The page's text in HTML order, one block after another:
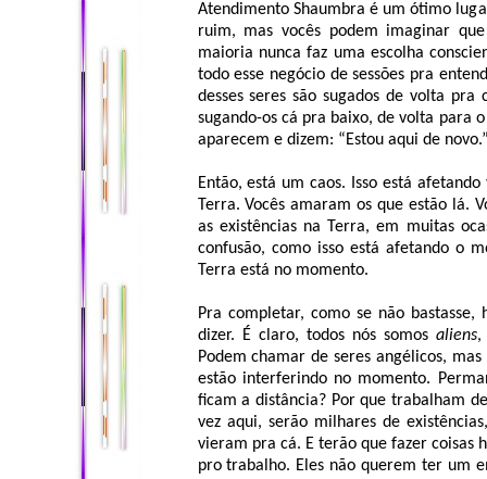
Atendimento Shaumbra é um ótimo
ruim, mas vocês podem imaginar
maioria nunca faz uma escolha
todo esse negócio de sessões pra
desses seres são sugados de volta
sugando-os cá pra baixo, de volta para
aparecem e dizem: “Estou aqui de
Então, está um caos. Isso está
Terra. Vocês amaram os que estão lá.
as existências na Terra, em muitas
confusão, como isso está afetando o
Terra está no momento.
Pra completar, como se não bastasse,
dizer. É claro, todos nós somos aliens,
Podem chamar de seres angélicos,
estão interferindo no momento.
ficam a distância? Por que trabalham
vez aqui, serão milhares de
vieram pra cá. E terão que fazer coisas
pro trabalho. Eles não querem ter um